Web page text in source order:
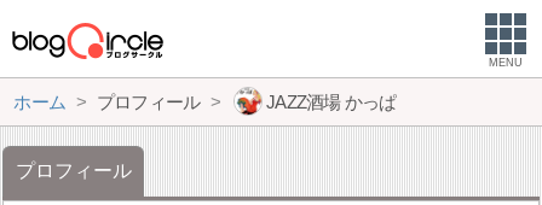
MENU
ホーム プロフィール JAZZ酒場 かっぱ
プロフィール